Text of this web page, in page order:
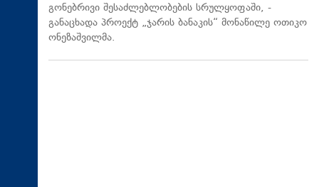
გონებრივი შესაძლებლობების სრულყოფაში, -
განაცხადა პროექტ „ჯარის ბანაკის“ მონაწილე ოთიკო
ონეზაშვილმა.